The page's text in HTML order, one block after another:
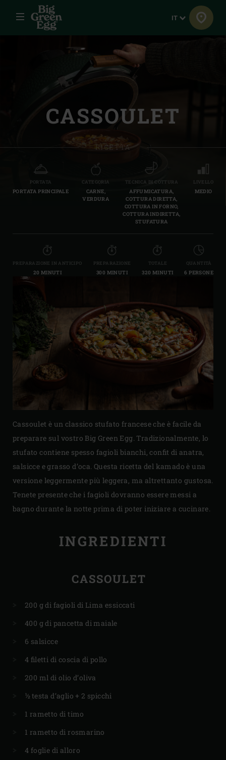
Menu Lingua
IT
CASSOULET
RICETTA
PORTATA
PORTATA PRINCIPALE
CATEGORIA
CARNE,
VERDURA
TECNICA DI COTTURA
AFFUMICATURA,
COTTURA DIRETTA,
COTTURA IN FORNO,
COTTURA INDIRETTA,
STUFATURA
LIVELLO
MEDIO
PREPARAZIONE IN ANTICIPO
20 MINUTI
PREPARAZIONE
300 MINUTI
TOTALE
320 MINUTI
QUANTITÀ
6 PERSONE
Cassoulet è un classico stufato francese che è facile da
preparare sul vostro Big Green Egg. Tradizionalmente, lo
stufato contiene spesso fagioli bianchi, confit di anatra,
salsicce e grasso d’oca. Questa ricetta del kamado è una
versione leggermente più leggera, ma altrettanto gustosa.
Tenete presente che i fagioli dovranno essere messi a
bagno durante la notte prima di poter iniziare a cucinare.
INGREDIENTI
CASSOULET
200 g di fagioli di Lima essiccati
400 g di pancetta di maiale
6 salsicce
4 filetti di coscia di pollo
200 ml di olio d’oliva
½ testa d’aglio + 2 spicchi
1 rametto di timo
1 rametto di rosmarino
4 foglie di alloro